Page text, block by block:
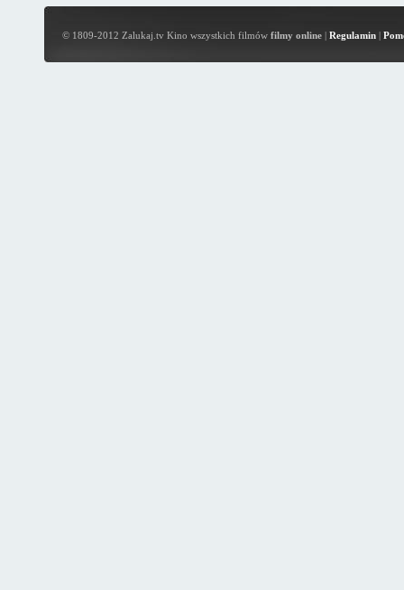
© 1809-2012 Zalukaj.tv Kino wszystkich filmów filmy online| Regulamin|